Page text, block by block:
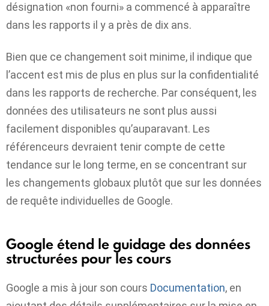
désignation «non fourni» a commencé à apparaître
dans les rapports il y a près de dix ans.
Bien que ce changement soit minime, il indique que
l’accent est mis de plus en plus sur la confidentialité
dans les rapports de recherche. Par conséquent, les
données des utilisateurs ne sont plus aussi
facilement disponibles qu’auparavant. Les
référenceurs devraient tenir compte de cette
tendance sur le long terme, en se concentrant sur
les changements globaux plutôt que sur les données
de requête individuelles de Google.
Google étend le guidage des données
structurées pour les cours
Google a mis à jour son cours Documentation, en